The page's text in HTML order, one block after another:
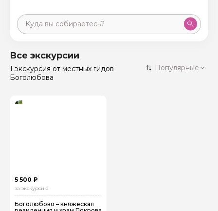
Санкт-Петербург
Россия
50 экскурсий
Все экскурсии
1 экскурсия от местных гидов
Боголюбова
Популярные
5 500 ₽
за экскурсию
Боголюбово – княжеская